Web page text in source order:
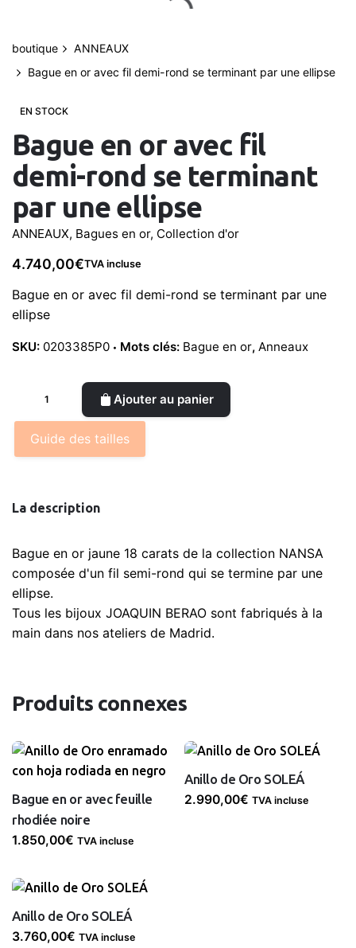
contenu
Mon compte 0,00€
boutique
ANNEAUX
Bague en or avec fil demi-rond se terminant par une ellipse
EN STOCK
Bague en or avec fil
demi-rond se terminant
par une ellipse
ANNEAUX, Bagues en or, Collection d'or
4.740,00€TVA incluse
Bague en or avec fil demi-rond se terminant par une
ellipse
SKU: 0203385P0 Mots clés: Bague en or, Anneaux
Anillo
hilo
caña
terminando
en
elipse
Ajouter au panier
Guide des tailles
La description
Bague en or jaune 18 carats de la collection NANSA
composée d'un fil semi-rond qui se termine par une
ellipse.
Tous les bijoux JOAQUIN BERAO sont fabriqués à la
main dans nos ateliers de Madrid.
Produits connexes
Bague en or avec feuille
rhodiée noire
1.850,00€ TVA incluse
Anillo de Oro SOLEÁ
2.990,00€ TVA incluse
Anillo de Oro SOLEÁ
3.760,00€ TVA incluse